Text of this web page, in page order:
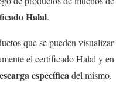
Halal.
que se pueden visualizar
el certificado Halal y en
específicadel mismo.